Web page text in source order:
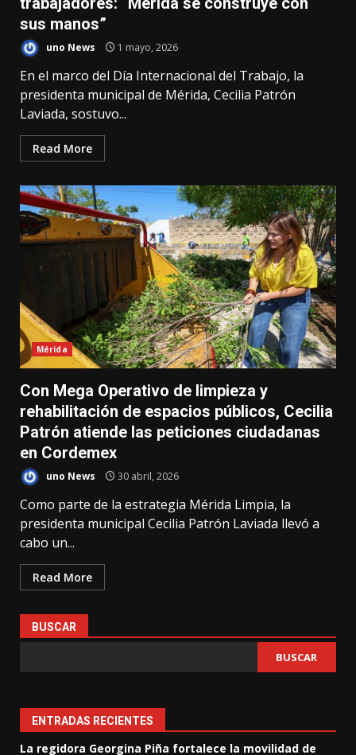
sus manos”
uno News 1 mayo, 2026
En el marco del Día Internacional del Trabajo, la
presidenta municipal de Mérida, Cecilia Patrón
Laviada, sostuvo...
Read More
Mérida
Con Mega Operativo de limpieza y
rehabilitación de espacios públicos, Cecilia
Patrón atiende las peticiones ciudadanas
en Cordemex
uno News 30 abril, 2026
Como parte de la estrategia Mérida Limpia, la
presidenta municipal Cecilia Patrón Laviada llevó a
cabo un...
Read More
BUSCAR
BUSCAR
ENTRADAS RECIENTES
La regidora Georgina Piña fortalece la movilidad de